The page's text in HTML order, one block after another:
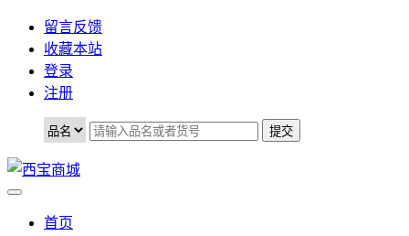
留言反馈
收藏本站
登录
注册
首页